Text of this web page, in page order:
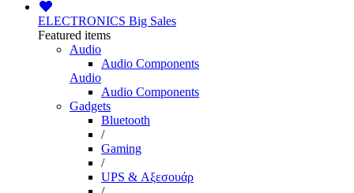
ELECTRONICS Big Sales
Featured items
Audio
Audio Components
Audio
Audio Components
Gadgets
Bluetooth
/
Gaming
/
UPS & Αξεσουάρ